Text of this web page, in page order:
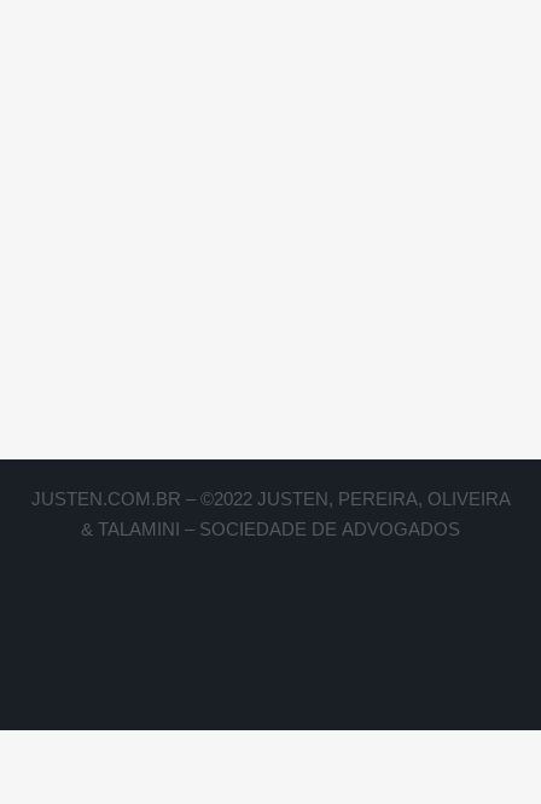
JUSTEN.COM.BR – ©2022 JUSTEN, PEREIRA, OLIVEIRA
& TALAMINI – SOCIEDADE DE ADVOGADOS